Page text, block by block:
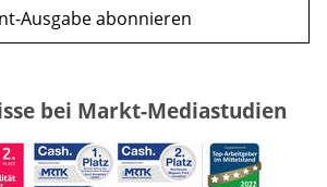
Ausgabe abonnieren
bei Markt-Mediastudien